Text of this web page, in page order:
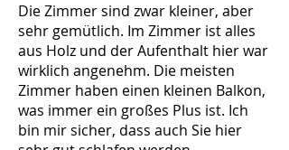
Die Zimmer sind zwar kleiner, aber
sehr gemütlich. Im Zimmer ist alles
aus Holz und der Aufenthalt hier war
wirklich angenehm. Die meisten
Zimmer haben einen kleinen Balkon,
was immer ein großes Plus ist. Ich
bin mir sicher, dass auch Sie hier